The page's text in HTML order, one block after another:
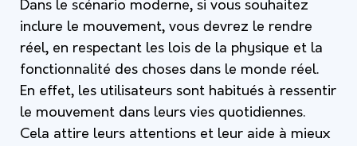
Dans le scénario moderne, si vous souhaitez
inclure le mouvement, vous devrez le rendre
réel, en respectant les lois de la physique et la
fonctionnalité des choses dans le monde réel.
En effet, les utilisateurs sont habitués à ressentir
le mouvement dans leurs vies quotidiennes.
Cela attire leurs attentions et leur aide à mieux